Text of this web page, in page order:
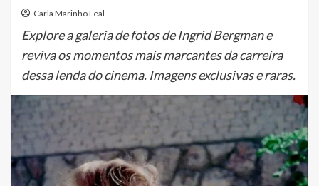
Carla Marinho Leal
Explore a galeria de fotos de Ingrid Bergman e
reviva os momentos mais marcantes da carreira
dessa lenda do cinema. Imagens exclusivas e raras.